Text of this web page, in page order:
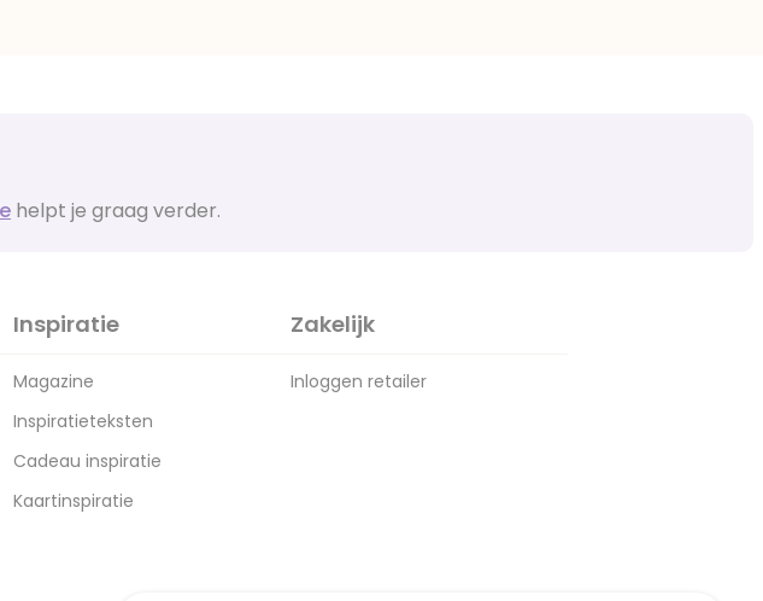
helpt je graag verder.
Inspiratie
Magazine
Inspiratieteksten
Cadeau inspiratie
Kaartinspiratie
Zakelijk
Inloggen retailer